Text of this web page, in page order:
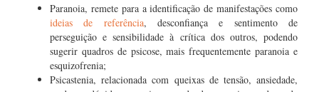
Paranoia, remete para a identificação de manifestações como
ideias de referência, desconfiança e sentimento de
perseguição e sensibilidade à crítica dos outros, podendo
sugerir quadros de psicose, mais frequentemente paranoia e
esquizofrenia;
Psicastenia, relacionada com queixas de tensão, ansiedade,